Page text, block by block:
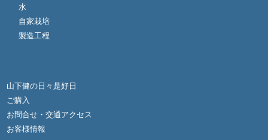
水
自家栽培
製造工程
山下健の日々是好日
ご購入
お問合せ・交通アクセス
お客様情報